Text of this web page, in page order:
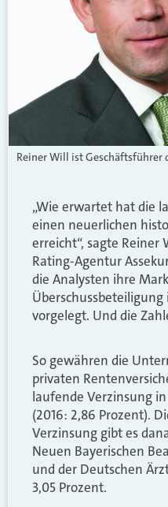
Reiner Will ist Geschäftsführer
„Wie erwartet hat die
einen neuerlichen
erreicht“, sagte Reiner
Rating-Agentur
die Analysten ihre
vorgelegt. Und die
So gewähren die
privaten
laufende Verzinsung
(2016: 2,86 Prozent).
Verzinsung gibt es
Neuen Bayerischen
und der Deutschen
3,05 Prozent.